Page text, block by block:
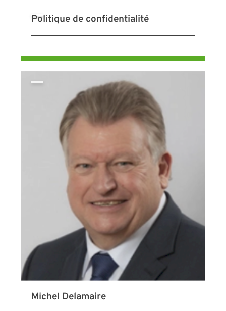
Politique de confidentialité
Michel Delamaire